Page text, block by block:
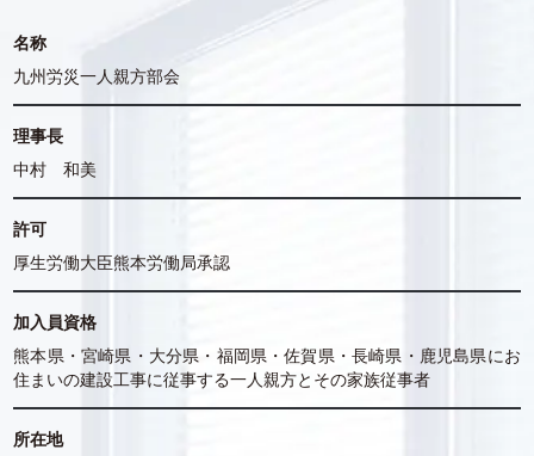
名称
九州労災一人親方部会
理事長
中村 和美
許可
厚生労働大臣熊本労働局承認
加入員資格
熊本県・宮崎県・大分県・福岡県・佐賀県・長崎県・鹿児島県にお
住まいの建設工事に従事する一人親方とその家族従事者
所在地